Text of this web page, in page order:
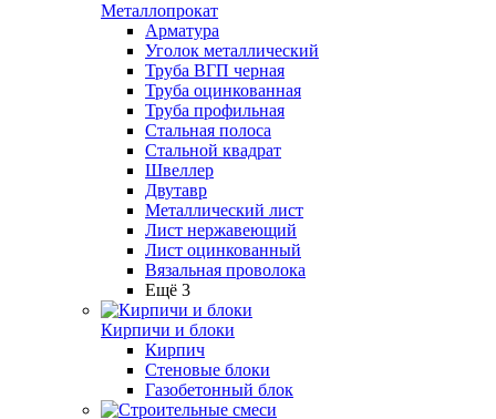
Металлопрокат
Арматура
Уголок металлический
Труба ВГП черная
Труба оцинкованная
Труба профильная
Стальная полоса
Стальной квадрат
Швеллер
Двутавр
Металлический лист
Лист нержавеющий
Лист оцинкованный
Вязальная проволока
Ещё 3
Кирпичи и блоки
Кирпич
Стеновые блоки
Газобетонный блок